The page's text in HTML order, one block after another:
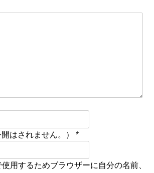
はされません。） *
用するためブラウザーに自分の名前、